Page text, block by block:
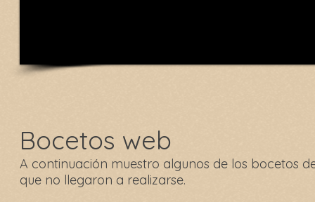
Bocetos web
A continuación muestro algunos de los bocetos
que no llegaron a realizarse.